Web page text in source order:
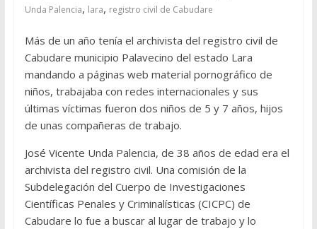
Unda Palencia, lara, registro civil de Cabudare
Más de un año tenía el archivista del registro civil de
Cabudare municipio Palavecino del estado Lara
mandando a páginas web material pornográfico de
niños, trabajaba con redes internacionales y sus
últimas víctimas fueron dos niños de 5 y 7 años, hijos
de unas compañeras de trabajo.
José Vicente Unda Palencia, de 38 años de edad era el
archivista del registro civil. Una comisión de la
Subdelegación del Cuerpo de Investigaciones
Científicas Penales y Criminalísticas (CICPC) de
Cabudare lo fue a buscar al lugar de trabajo y lo